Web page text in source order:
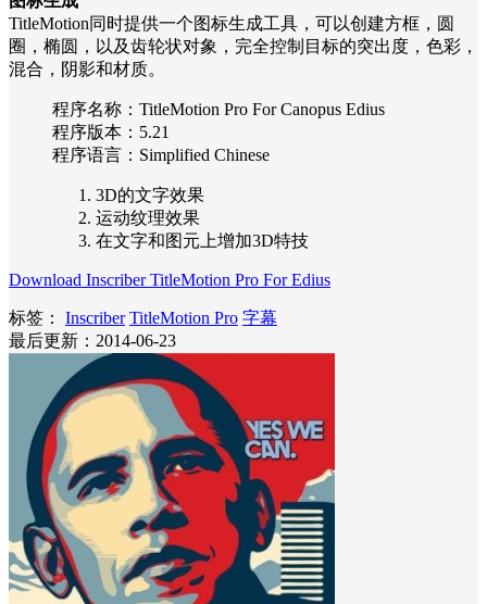
TitleMotion同时提供一个图标生成工具，可以创建方框，圆
圈，椭圆，以及齿轮状对象，完全控制目标的突出度，色彩，
混合，阴影和材质。
程序名称：TitleMotion Pro For Canopus Edius
程序版本：5.21
程序语言：Simplified Chinese
3D的文字效果
运动纹理效果
在文字和图元上增加3D特技
Download Inscriber TitleMotion Pro For Edius
标签： Inscriber TitleMotion Pro 字幕
最后更新：2014-06-23